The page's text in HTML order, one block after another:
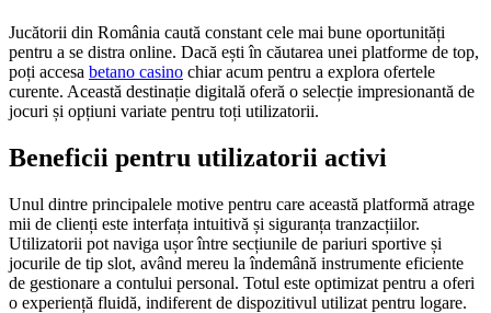
Jucătorii din România caută constant cele mai bune oportunități
pentru a se distra online. Dacă ești în căutarea unei platforme de top,
poți accesa betano casino chiar acum pentru a explora ofertele
curente. Această destinație digitală oferă o selecție impresionantă de
jocuri și opțiuni variate pentru toți utilizatorii.
Beneficii pentru utilizatorii activi
Unul dintre principalele motive pentru care această platformă atrage
mii de clienți este interfața intuitivă și siguranța tranzacțiilor.
Utilizatorii pot naviga ușor între secțiunile de pariuri sportive și
jocurile de tip slot, având mereu la îndemână instrumente eficiente
de gestionare a contului personal. Totul este optimizat pentru a oferi
o experiență fluidă, indiferent de dispozitivul utilizat pentru logare.